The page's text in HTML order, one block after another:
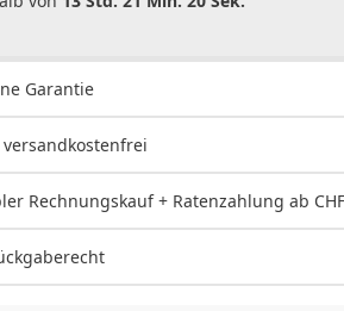
Garantie
versandkostenfrei
Rechnungskauf + Ratenzahlung ab